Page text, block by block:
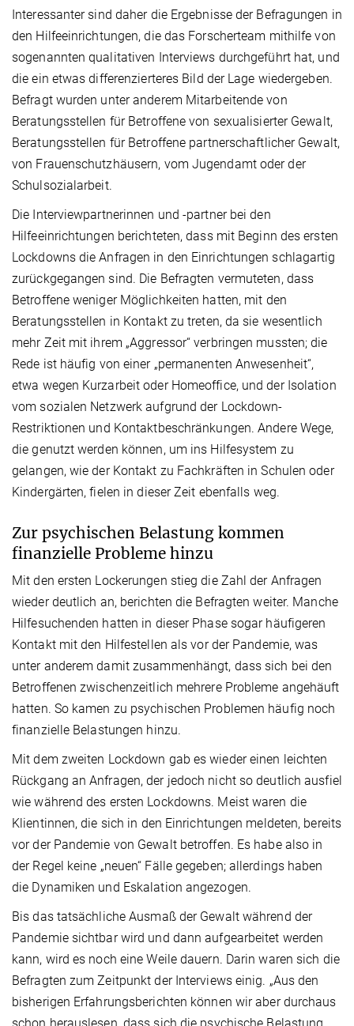
Interessanter sind daher die Ergebnisse der Befragungen in
den Hilfeeinrichtungen, die das Forscherteam mithilfe von
sogenannten qualitativen Interviews durchgeführt hat, und
die ein etwas differenzierteres Bild der Lage wiedergeben.
Befragt wurden unter anderem Mitarbeitende von
Beratungsstellen für Betroffene von sexualisierter Gewalt,
Beratungsstellen für Betroffene partnerschaftlicher Gewalt,
von Frauenschutzhäusern, vom Jugendamt oder der
Schulsozialarbeit.
Die Interviewpartnerinnen und -partner bei den
Hilfeeinrichtungen berichteten, dass mit Beginn des ersten
Lockdowns die Anfragen in den Einrichtungen schlagartig
zurückgegangen sind. Die Befragten vermuteten, dass
Betroffene weniger Möglichkeiten hatten, mit den
Beratungsstellen in Kontakt zu treten, da sie wesentlich
mehr Zeit mit ihrem „Aggressor“ verbringen mussten; die
Rede ist häufig von einer „permanenten Anwesenheit“,
etwa wegen Kurzarbeit oder Homeoffice, und der Isolation
vom sozialen Netzwerk aufgrund der Lockdown-
Restriktionen und Kontaktbeschränkungen. Andere Wege,
die genutzt werden können, um ins Hilfesystem zu
gelangen, wie der Kontakt zu Fachkräften in Schulen oder
Kindergärten, fielen in dieser Zeit ebenfalls weg.
Zur psychischen Belastung kommen
finanzielle Probleme hinzu
Mit den ersten Lockerungen stieg die Zahl der Anfragen
wieder deutlich an, berichten die Befragten weiter. Manche
Hilfesuchenden hatten in dieser Phase sogar häufigeren
Kontakt mit den Hilfestellen als vor der Pandemie, was
unter anderem damit zusammenhängt, dass sich bei den
Betroffenen zwischenzeitlich mehrere Probleme angehäuft
hatten. So kamen zu psychischen Problemen häufig noch
finanzielle Belastungen hinzu.
Mit dem zweiten Lockdown gab es wieder einen leichten
Rückgang an Anfragen, der jedoch nicht so deutlich ausfiel
wie während des ersten Lockdowns. Meist waren die
Klientinnen, die sich in den Einrichtungen meldeten, bereits
vor der Pandemie von Gewalt betroffen. Es habe also in
der Regel keine „neuen“ Fälle gegeben; allerdings haben
die Dynamiken und Eskalation angezogen.
Bis das tatsächliche Ausmaß der Gewalt während der
Pandemie sichtbar wird und dann aufgearbeitet werden
kann, wird es noch eine Weile dauern. Darin waren sich die
Befragten zum Zeitpunkt der Interviews einig. „Aus den
bisherigen Erfahrungsberichten können wir aber durchaus